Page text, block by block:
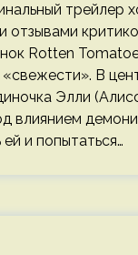
трейлер
отзывами
Rotten
«свежести». В
Элли
влиянием
и попытаться…